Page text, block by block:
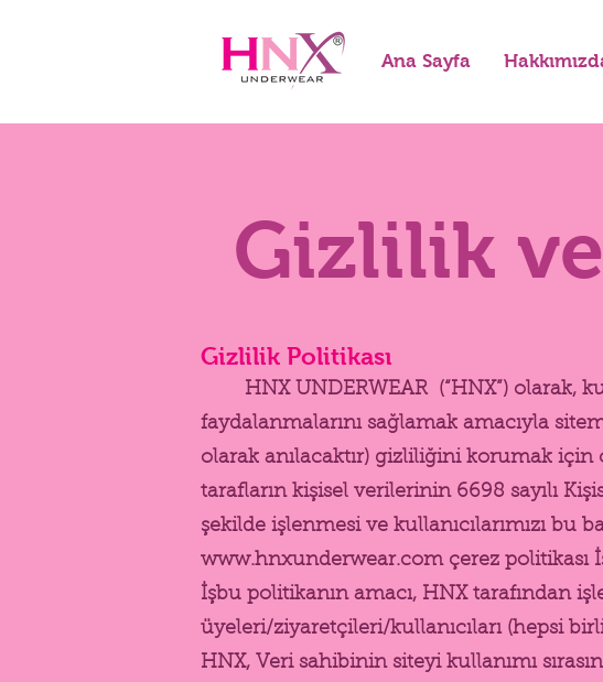
Ana Sayfa
Gizlilik
Gizlilik Politikası
HNX UNDERWEAR (“HNX”) olarak,
faydalanmalarını sağlamak amacıyla
olarak anılacaktır) gizliliğini korumak için
tarafların kişisel verilerinin 6698 sayılı
şekilde işlenmesi ve kullanıcılarımızı bu
www.hnxunderwear.comçerez politikası
İşbu politikanın amacı, HNX tarafından
üyeleri/ziyaretçileri/kullanıcıları (hepsi
HNX, Veri sahibinin siteyi kullanımı